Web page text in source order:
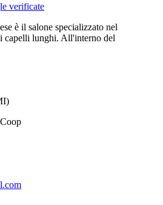
verificate
è il salone specializzato nel
capelli lunghi. All'interno del